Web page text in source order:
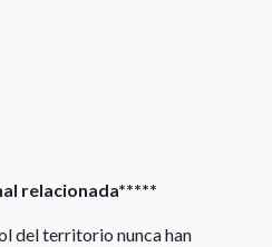
relacionada*****
del territorio nunca han